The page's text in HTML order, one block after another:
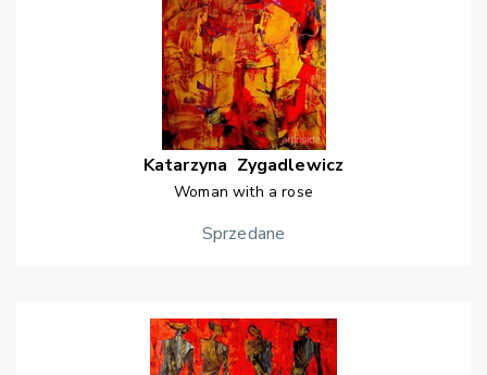
Katarzyna Zygadlewicz
Woman with a rose
Sprzedane